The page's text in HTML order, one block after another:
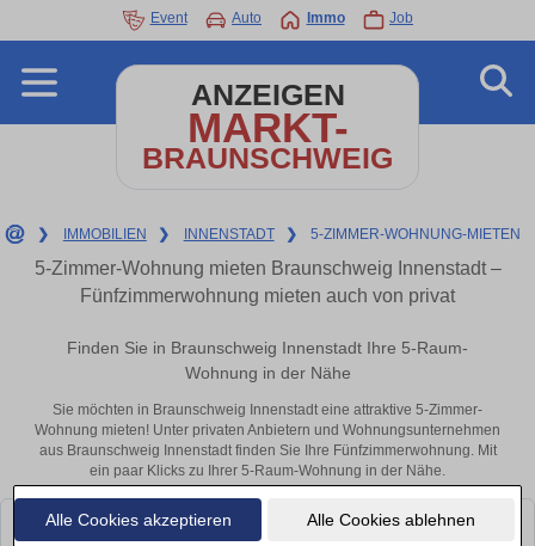
Alle Cookies akzeptieren Alle Cookies ablehnen
Event Auto Immo Job
ANZEIGEN
MARKT-
BRAUNSCHWEIG
❯ IMMOBILIEN ❯ INNENSTADT ❯ 5-ZIMMER-WOHNUNG-MIETEN
5-Zimmer-Wohnung mieten Braunschweig Innenstadt –
Fünfzimmerwohnung mieten auch von privat
Finden Sie in Braunschweig Innenstadt Ihre 5-Raum-
Wohnung in der Nähe
Sie möchten in Braunschweig Innenstadt eine attraktive 5-Zimmer-
Wohnung mieten! Unter privaten Anbietern und Wohnungsunternehmen
aus Braunschweig Innenstadt finden Sie Ihre Fünfzimmerwohnung. Mit
ein paar Klicks zu Ihrer 5-Raum-Wohnung in der Nähe.
Leider konnten wir derzeit keine passenden Objekte finden. Schauen Sie